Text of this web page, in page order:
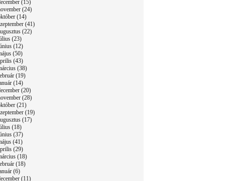
(15)
(24)
(14)
(41)
(22)
(23)
(12)
(50)
(43)
(38)
(19)
(14)
(20)
(28)
(21)
(19)
(17)
(18)
(37)
(41)
(29)
(18)
(18)
(6)
(11)